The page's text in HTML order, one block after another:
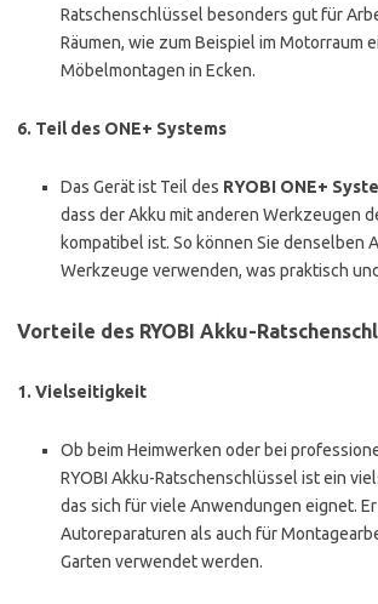
Ratschenschlüssel besonders gut für
Räumen, wie zum Beispiel im Motorraum
Möbelmontagen in Ecken.
6. Teil des ONE+ Systems
Das Gerät ist Teil des RYOBI ONE+
dass der Akku mit anderen Werkzeugen
kompatibel ist. So können Sie denselben
Werkzeuge verwenden, was praktisch
Vorteile des RYOBI Akku-
1. Vielseitigkeit
Ob beim Heimwerken oder bei
RYOBI Akku-Ratschenschlüssel ist ein
das sich für viele Anwendungen eignet.
Autoreparaturen als auch für
Garten verwendet werden.